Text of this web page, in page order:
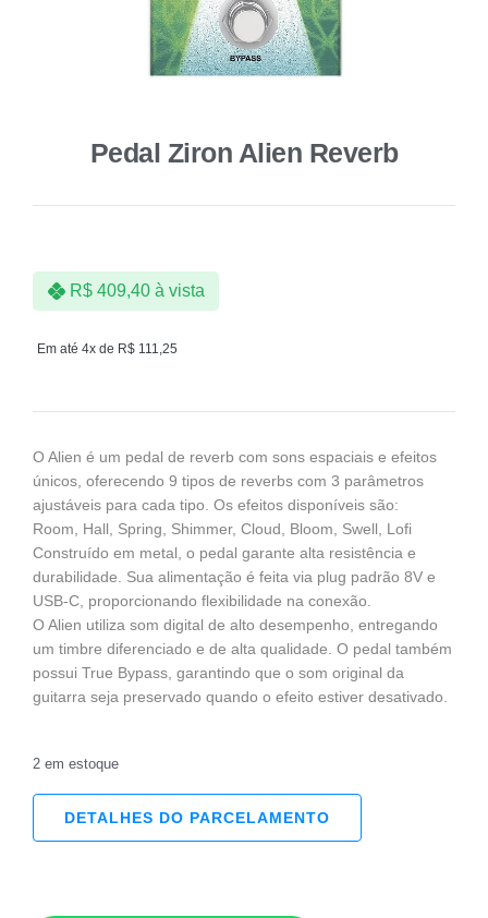
Pedal Ziron Alien Reverb
Em até 4x de R$ 111,25
R$409,40 à vista
O Alien é um pedal de reverb com sons espaciais e efeitos
únicos, oferecendo 9 tipos de reverbs com 3 parâmetros
ajustáveis para cada tipo. Os efeitos disponíveis são:
Room, Hall, Spring, Shimmer, Cloud, Bloom, Swell, Lofi
Construído em metal, o pedal garante alta resistência e
durabilidade. Sua alimentação é feita via plug padrão 8V e
USB-C, proporcionando flexibilidade na conexão.
O Alien utiliza som digital de alto desempenho, entregando
um timbre diferenciado e de alta qualidade. O pedal também
possui True Bypass, garantindo que o som original da
guitarra seja preservado quando o efeito estiver desativado.
2 em estoque
DETALHES DO PARCELAMENTO